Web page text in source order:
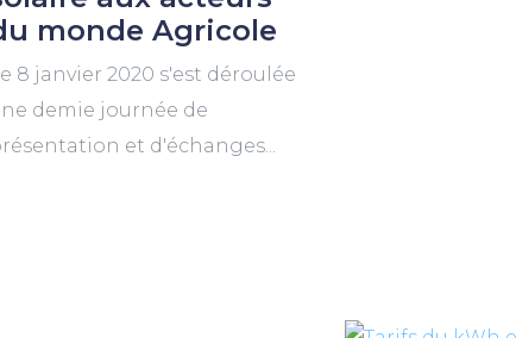
monde Agricole
8 janvier 2020 s'est déroulée
demie journée de
et d'échanges...